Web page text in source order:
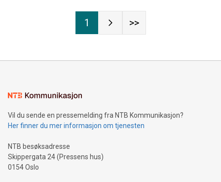
1 >>
Vil du sende en pressemelding fra NTB Kommunikasjon?
Her finner du mer informasjon om tjenesten
NTB besøksadresse
Skippergata 24 (Pressens hus)
0154 Oslo